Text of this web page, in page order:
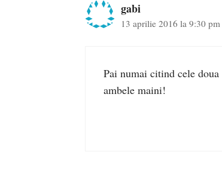
gabi
13 aprilie 2016 la 9:30 pm
Pai numai citind cele
ambele maini!